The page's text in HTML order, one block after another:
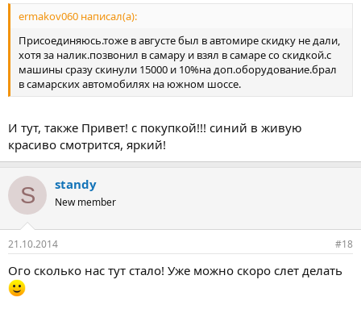
ermakov060 написал(а):
Присоединяюсь.тоже в августе был в автомире скидку не дали,
хотя за налик.позвонил в самару и взял в самаре со скидкой.с
машины сразу скинули 15000 и 10%на доп.оборудование.брал
в самарских автомобилях на южном шоссе.
И тут, также Привет! с покупкой!!! синий в живую
красиво смотрится, яркий!
S standy
New member
21.10.2014 #18
Ого сколько нас тут стало! Уже можно скоро слет делать